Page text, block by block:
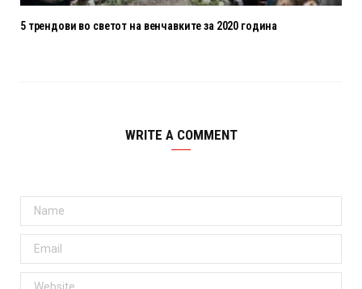
5 трендови во светот на венчавките за 2020 година
WRITE A COMMENT